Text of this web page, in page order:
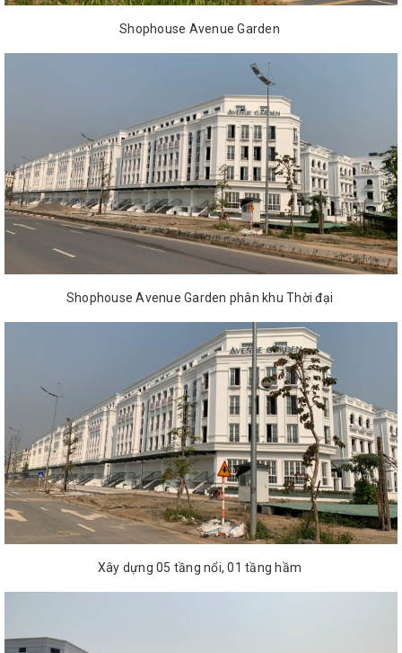
Shophouse Avenue Garden
Shophouse Avenue Garden phân khu Thời đại
Xây dựng 05 tầng nổi, 01 tầng hầm